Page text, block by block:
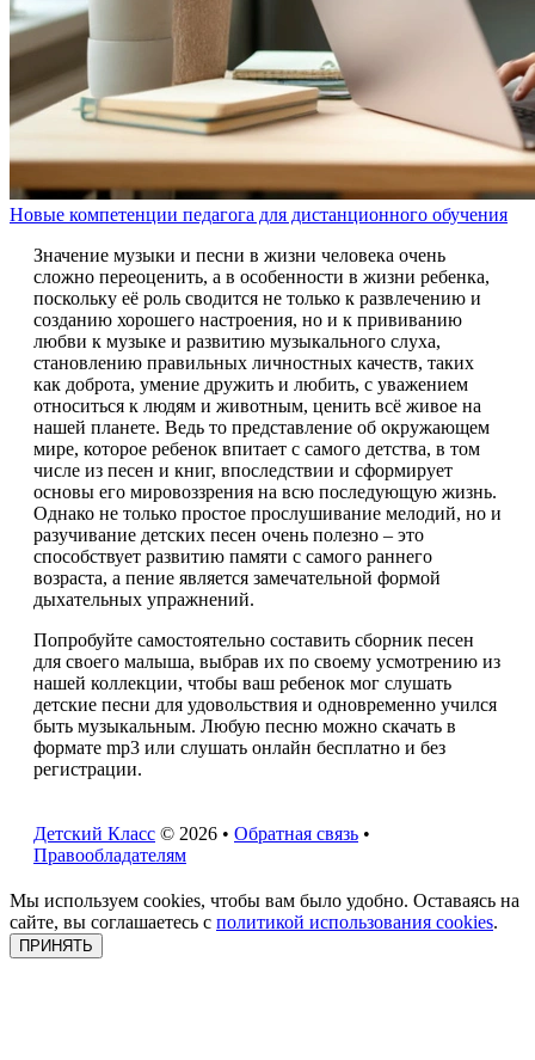
Новые компетенции педагога для дистанционного обучения
Значение музыки и песни в жизни человека очень
сложно переоценить, а в особенности в жизни ребенка,
поскольку её роль сводится не только к развлечению и
созданию хорошего настроения, но и к прививанию
любви к музыке и развитию музыкального слуха,
становлению правильных личностных качеств, таких
как доброта, умение дружить и любить, с уважением
относиться к людям и животным, ценить всё живое на
нашей планете. Ведь то представление об окружающем
мире, которое ребенок впитает с самого детства, в том
числе из песен и книг, впоследствии и сформирует
основы его мировоззрения на всю последующую жизнь.
Однако не только простое прослушивание мелодий, но и
разучивание детских песен очень полезно – это
способствует развитию памяти с самого раннего
возраста, а пение является замечательной формой
дыхательных упражнений.
Попробуйте самостоятельно составить сборник песен
для своего малыша, выбрав их по своему усмотрению из
нашей коллекции, чтобы ваш ребенок мог слушать
детские песни для удовольствия и одновременно учился
быть музыкальным. Любую песню можно скачать в
формате mp3 или слушать онлайн бесплатно и без
регистрации.
Детский Класс © 2026 • Обратная связь •
Правообладателям
Мы используем cookies, чтобы вам было удобно. Оставаясь на
сайте, вы соглашаетесь с политикой использования cookies.
ПРИНЯТЬ